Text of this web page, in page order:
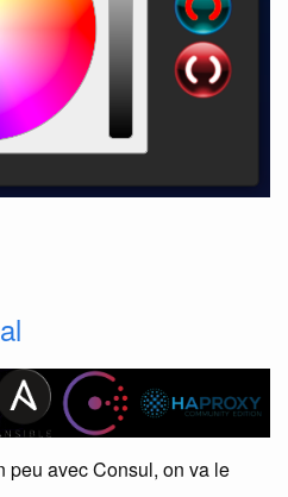
peu avec Consul, on va le